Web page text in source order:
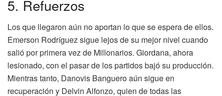
5. Refuerzos
Los que llegaron aún no aportan lo que se espera de ellos.
Emerson Rodríguez sigue lejos de su mejor nivel cuando
salió por primera vez de Millonarios. Giordana, ahora
lesionado, con el pasar de los partidos bajó su producción.
Mientras tanto, Danovis Banguero aún sigue en
recuperación y Delvin Alfonzo, quien de todas las